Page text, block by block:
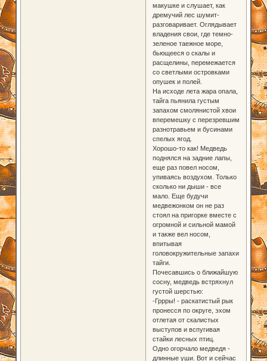
макушке и слушает, как
дремучий лес шумит-
разговаривает. Оглядывает
владения свои, где темно-
зеленое таежное море,
бьющееся о скалы и
расщелины, перемежается
со светлыми островками
опушек и полей.
На исходе лета жара опала,
тайга пьянила густым
запахом смолянистой хвои
вперемешку с перезревшим
разнотравьем и бусинами
спелых ягод.
Хорошо-то как! Медведь
поднялся на задние лапы,
еще раз повел носом,
упиваясь воздухом. Только
сколько ни дыши - все
мало. Еще будучи
медвежонком он не раз
стоял на пригорке вместе с
огромной и сильной мамой
и также вел носом,
впитывая
головокружительные запахи
тайги.
Почесавшись о ближайшую
сосну, медведь встряхнул
густой шерстью:
-Гррры! - раскатистый рык
пронесся по округе, эхом
отлетая от скалистых
выступов и вспугивая
стайки лесных птиц.
Одно огорчало медведя -
длинные уши. Вот и сейчас